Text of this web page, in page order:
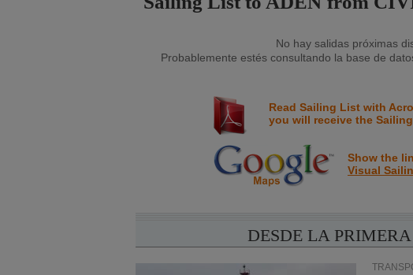
No hay salidas próximas
Probablemente estés consultando la base de
Read Sailing List with
you will receive the
Show the
Visual
DESDE LA